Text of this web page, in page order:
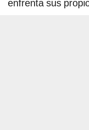
enfrenta sus